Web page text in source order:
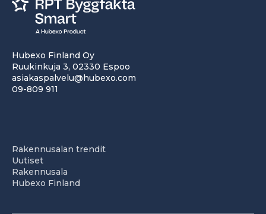
Hubexo Finland Oy
Ruukinkuja 3, 02330 Espoo
asiakaspalvelu@hubexo.com
09-809 911
Rakennusalan trendit
Uutiset
Rakennusala
Hubexo Finland